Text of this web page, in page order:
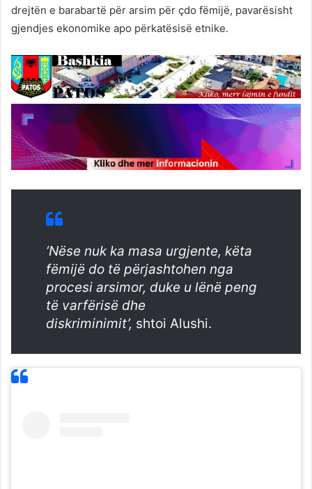
drejtën e barabartë për arsim për çdo fëmijë, pavarësisht
gjendjes ekonomike apo përkatësisë etnike.
‘Nëse nuk ka masa urgjente, këta
fëmijë do të përjashtohen nga
procesi arsimor, duke u lënë peng
të varfërisë dhe
diskriminimit’, shtoi Alushi.